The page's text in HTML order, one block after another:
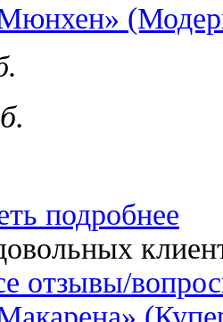
подробнее
отзывы/